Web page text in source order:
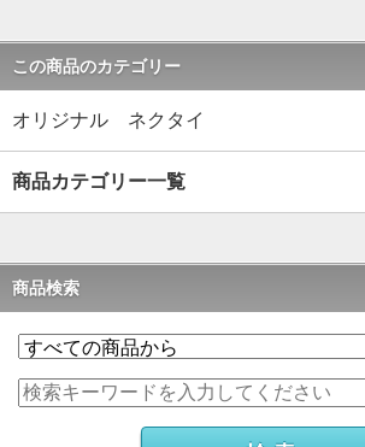
この商品のカテゴリー
オリジナル ネクタイ
商品カテゴリー一覧
商品検索